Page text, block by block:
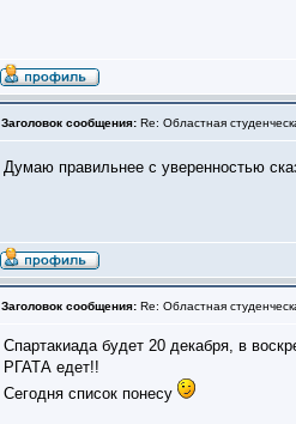
Заголовок сообщения: Re: Областная
Думаю правильнее с уверенностью
Заголовок сообщения: Re: Областная
Спартакиада будет 20 декабря, в
РГАТА едет!!
Сегодня список понесу